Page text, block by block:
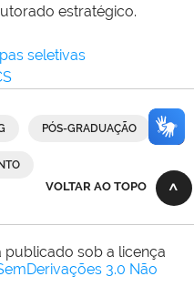
estratégico.
seletivas
PÓS-GRADUAÇÃO
VOLTAR AO TOPO
publicado sob a licença
3.0 Não